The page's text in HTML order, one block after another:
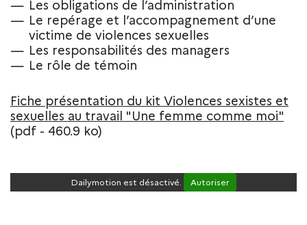
Les obligations de l’administration
Le repérage et l’accompagnement d’une
victime de violences sexuelles
Les responsabilités des managers
Le rôle de témoin
Fiche présentation du kit Violences sexistes et
sexuelles au travail "Une femme comme moi"
(pdf - 460.9 ko)
Dailymotion est désactivé. Autoriser